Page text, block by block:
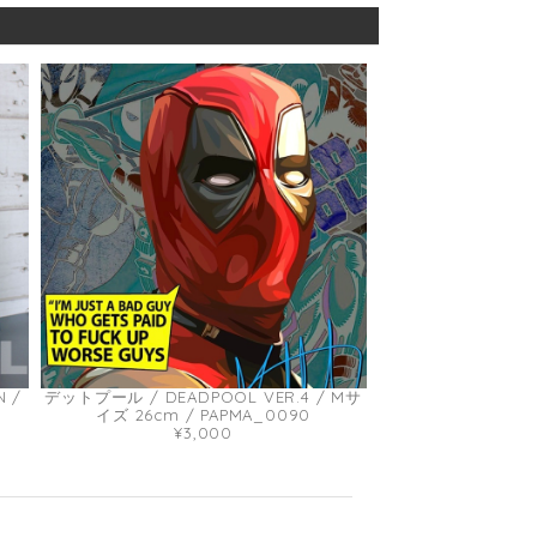
/
デットプール / DEADPOOL VER.4 / Mサ
イズ 26cm / PAPMA_0090
¥3,000